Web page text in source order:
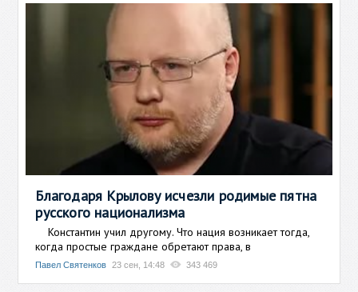
Благодаря Крылову исчезли родимые пятна
русского национализма
Константин учил другому. Что нация возникает тогда,
когда простые граждане обретают права, в
Павел Святенков 23 сен, 14:48 343 469